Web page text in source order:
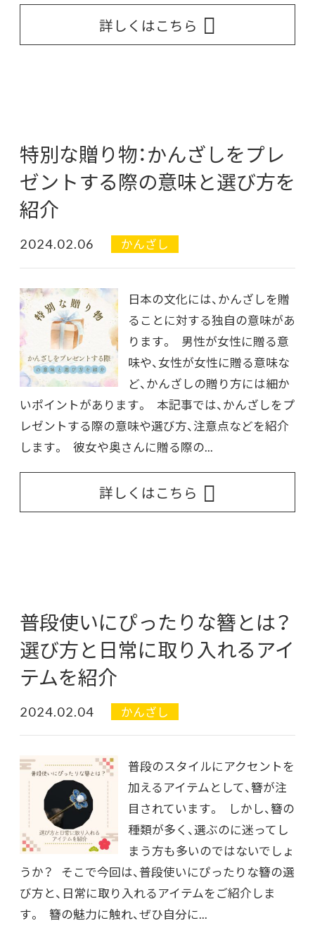
詳しくはこちら
特別な贈り物：かんざしをプレ
ゼントする際の意味と選び方を
紹介
2024.02.06 かんざし
日本の文化には、かんざしを贈
ることに対する独自の意味があ
ります。 男性が女性に贈る意
味や、女性が女性に贈る意味な
ど、かんざしの贈り方には細か
いポイントがあります。 本記事では、かんざしをプ
レゼントする際の意味や選び方、注意点などを紹介
します。 彼女や奥さんに贈る際の...
詳しくはこちら
普段使いにぴったりな簪とは？
選び方と日常に取り入れるアイ
テムを紹介
2024.02.04 かんざし
普段のスタイルにアクセントを
加えるアイテムとして、簪が注
目されています。 しかし、簪の
種類が多く、選ぶのに迷ってし
まう方も多いのではないでしょ
うか？ そこで今回は、普段使いにぴったりな簪の選
び方と、日常に取り入れるアイテムをご紹介しま
す。 簪の魅力に触れ、ぜひ自分に...